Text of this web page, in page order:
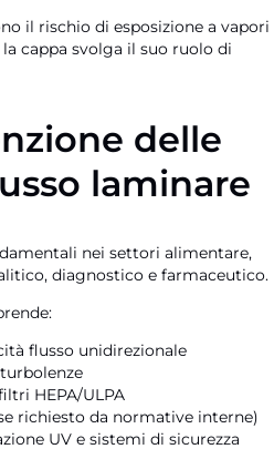
il rischio di esposizione a vapori
cappa svolga il suo ruolo di
delle
laminare
nei settori alimentare,
diagnostico e farmaceutico.
flusso unidirezionale
HEPA/ULPA
richiesto da normative interne)
UV e sistemi di sicurezza